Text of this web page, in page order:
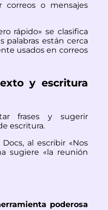
correos o mensajes
rápido» se clasifica
palabras están cerca
usados en correos
y escritura
frases y sugerir
escritura.
al escribir «Nos
sugiere «la reunión
poderosa